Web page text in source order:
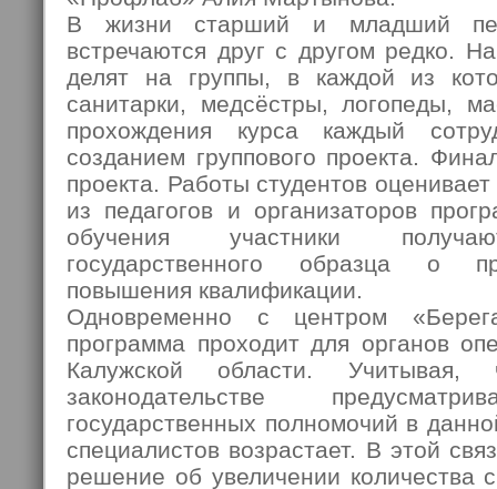
В жизни старший и младший
встречаются друг с другом редко.
делят на группы, в каждой из
санитарки, медсёстры, логопеды,
прохождения курса каждый
созданием группового проекта.
проекта. Работы студентов
из педагогов и организаторов
обучения участники
государственного образца о
повышения квалификации.
Одновременно с центром
программа проходит для органов
Калужской области.
законодательстве
государственных полномочий в
специалистов возрастает. В этой
решение об увеличении количества